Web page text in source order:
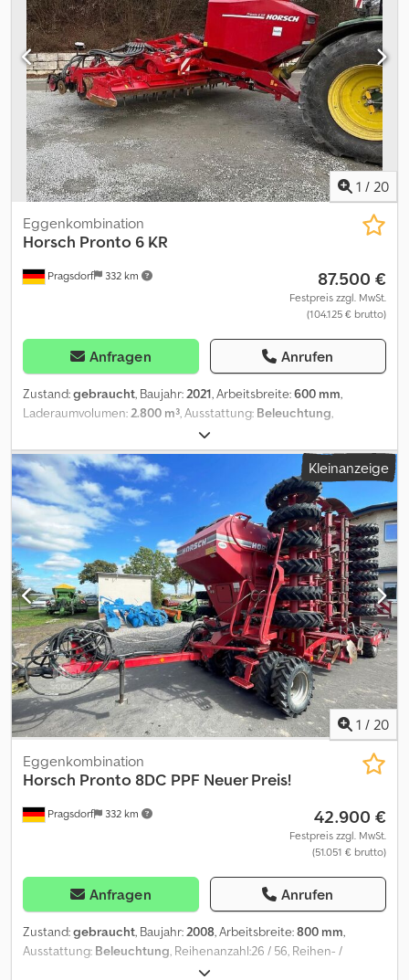
BedienterminalArbeitsbreite: 900 cmReihenanzahl: 54Kapazität:
3900Reihen- / Körperabstand: 16,6 cm,Lagerort:17094 Pragsdorf
Dedpfx Apjyhkavjbeck
1 / 20
Pragsdorf 332 km
Eggenkombination
Horsch Pronto 6 KR
87.500 €
Festpreis zzgl. MwSt.
(104.125 € brutto)
Anfragen Anrufen
Zustand:gebraucht, Baujahr:2021, Arbeitsbreite:600 mm,
Laderaumvolumen:2.800 m³, Ausstattung: Beleuchtung,
Reihenanzahl:48, Reihen- / Körperabstand:12,5,
Flächenleistung:2100, Exaktstriegel, Hydraulische Klappung,
Pneumatisch, Spuranreißer, ISOBUS, Getreideausrüstung,
Zweischeibenschare_____Trapezringerpackerwalze , Kreiselegge,
Doppelscheibenschare, Andruckrollen, Striegel,Lagerort:Kunde
Dcsdpfx Aezll T Dspbsk
Kleinanzeige
1 / 20
Pragsdorf 332 km
Eggenkombination
Horsch Pronto 8DC PPF Neuer Preis!
42.900 €
Festpreis zzgl. MwSt.
(51.051 € brutto)
Anfragen Anrufen
Zustand:gebraucht, Baujahr:2008, Arbeitsbreite:800 mm,
Ausstattung: Beleuchtung, Reihenanzahl:26 / 56, Reihen- /
Körperabstand:30,8/15,4, Beladestufe, Hydraulische Klappung,